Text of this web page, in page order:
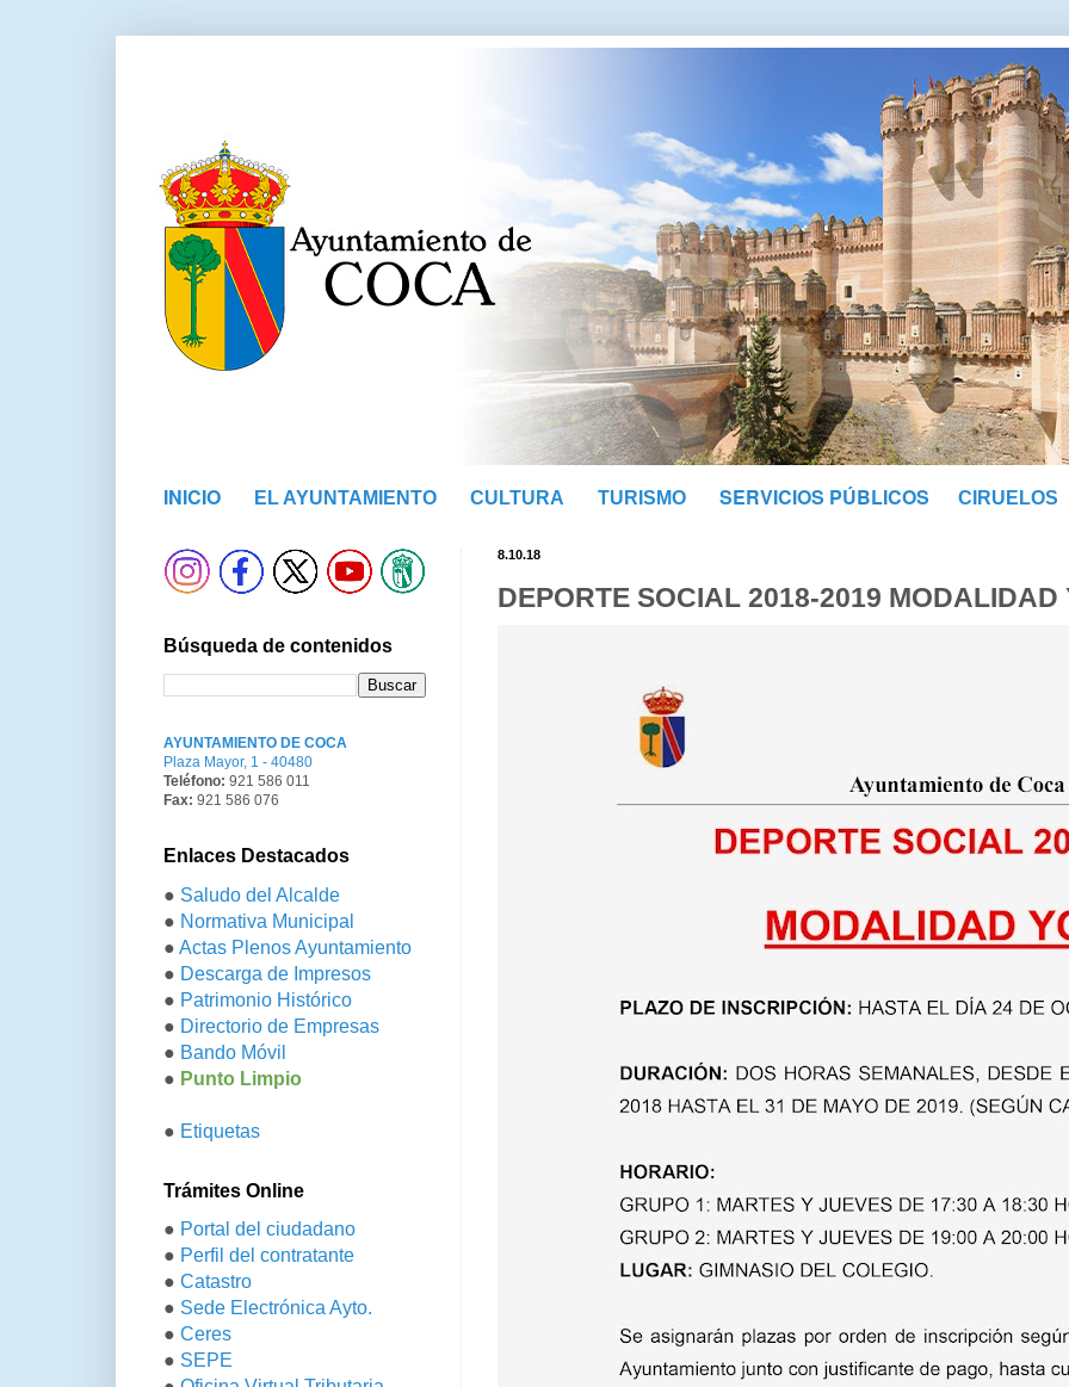
INICIO EL AYUNTAMIENTO CULTURA TURISMO SERVICIOS PÚBLICOS CIRUELOS
8.10.18
DEPORTE SOCIAL 2018-2019 MODALIDAD
Búsqueda de contenidos
AYUNTAMIENTO DE COCA
Plaza Mayor, 1 - 40480
Teléfono: 921 586 011
Fax: 921 586 076
Enlaces Destacados
● Saludo del Alcalde
● Normativa Municipal
● Actas Plenos Ayuntamiento
● Descarga de Impresos
● Patrimonio Histórico
● Directorio de Empresas
● Bando Móvil
● Punto Limpio
● Etiquetas
Trámites Online
● Portal del ciudadano
● Perfil del contratante
● Catastro
● Sede Electrónica Ayto.
● Ceres
● SEPE